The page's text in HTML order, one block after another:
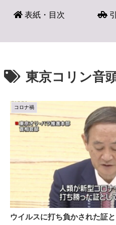
表紙・目次
東京コリン音
コロナ禍
ウイルスに打ち負かされた証